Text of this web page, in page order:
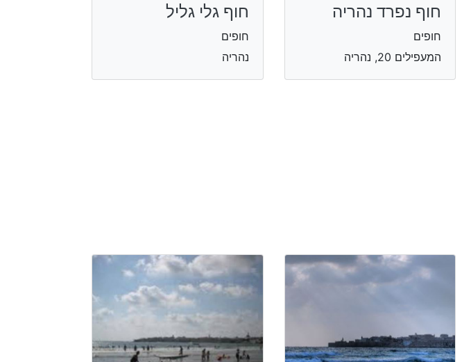
חוף נפרד נהריה
חופים
המעפילים 20, נהריה
חוף גלי גליל
חופים
נהריה